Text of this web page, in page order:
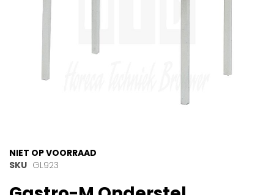
Ga
naar
begin
NIET OP VOORRAAD
SKU GL923